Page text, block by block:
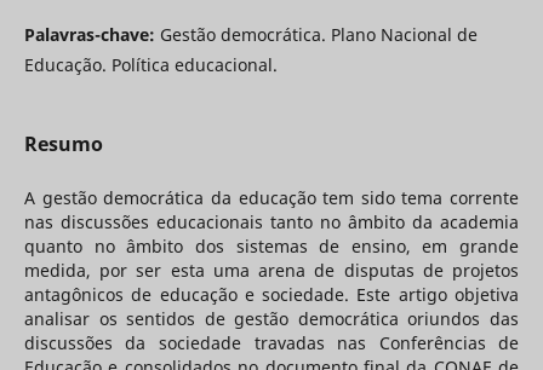
Palavras-chave: Gestão democrática. Plano Nacional de
Educação. Política educacional.
Resumo
A gestão democrática da educação tem sido tema corrente
nas discussões educacionais tanto no âmbito da academia
quanto no âmbito dos sistemas de ensino, em grande
medida, por ser esta uma arena de disputas de projetos
antagônicos de educação e sociedade. Este artigo objetiva
analisar os sentidos de gestão democrática oriundos das
discussões da sociedade travadas nas Conferências de